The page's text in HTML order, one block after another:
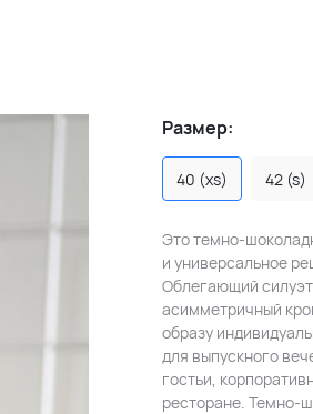
Размер:
40 (xs) 42 (s)
Это темно-
и универсальное
Облегающий
асимметричный
образу
для выпускного
гостьи,
ресторане. Темно-